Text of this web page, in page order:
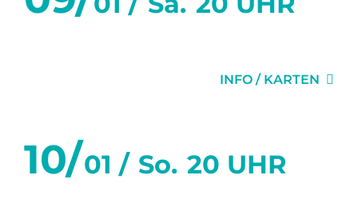
INFO / KARTEN
10/01 / So. 20 UHR